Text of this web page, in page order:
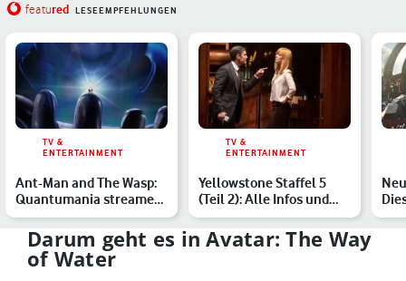
featured LESEEMPFEHLUNGEN
TV &
ENTERTAINMENT
Ant-Man and The Wasp:
Quantumania streamen
– Der Marvel-Film im H…
TV &
ENTERTAINMENT
Yellowstone Staffel 5
(Teil 2): Alle Infos und
Streaming-Optionen
Darum geht es in Avatar: The Way
of Water